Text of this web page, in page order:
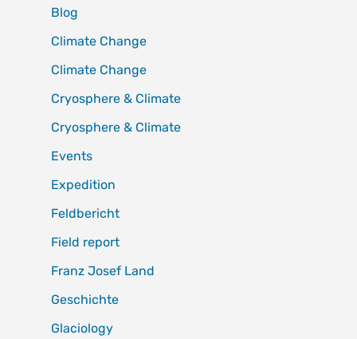
Blog
Climate Change
Climate Change
Cryosphere & Climate
Cryosphere & Climate
Events
Expedition
Feldbericht
Field report
Franz Josef Land
Geschichte
Glaciology